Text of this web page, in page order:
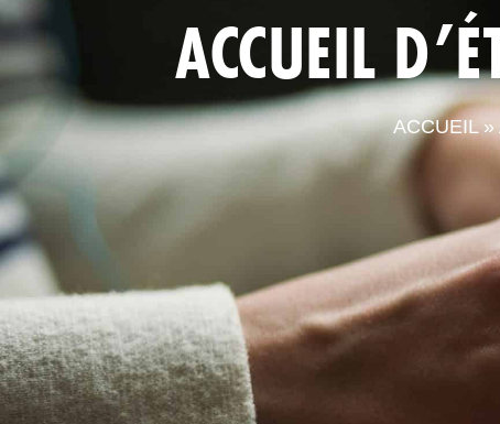
ACCUEIL
ACCUEIL»